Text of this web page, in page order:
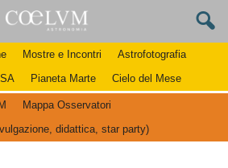
Mostre e Incontri
Astrofotografia
Pianeta Marte Cielo del Mese
Mappa Osservatori
didattica, star party)